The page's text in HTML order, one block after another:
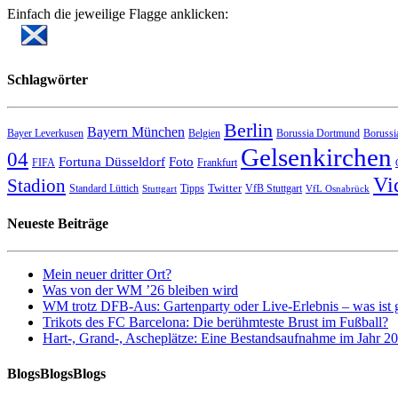
Einfach die jeweilige Flagge anklicken:
Schlagwörter
Bayer Leverkusen Bayern München Belgien Berlin Borussia Dortmund
04 FIFA Fortuna Düsseldorf Foto Frankfurt Gelsenkirchen
Stadion Standard Lüttich Stuttgart Tipps Twitter VfB Stuttgart VfL Osnabrück
Neueste Beiträge
Mein neuer dritter Ort?
Was von der WM ’26 bleiben wird
WM trotz DFB-Aus: Gartenparty oder Live-Erlebnis – was ist
Trikots des FC Barcelona: Die berühmteste Brust im Fußball?
Hart-, Grand-, Ascheplätze: Eine Bestandsaufnahme im Jahr
BlogsBlogsBlogs